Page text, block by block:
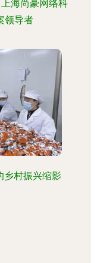
海尚豪网络科
领导者
乡村振兴缩影